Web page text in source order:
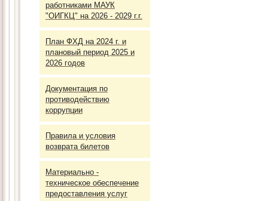
работниками МАУК
"ОИГКЦ" на 2026 - 2029 г.г.
План ФХД на 2024 г. и
плановый период 2025 и
2026 годов
Документация по
противодействию
коррупции
Правила и условия
возврата билетов
Материально -
техническое обеспечение
предоставления услуг